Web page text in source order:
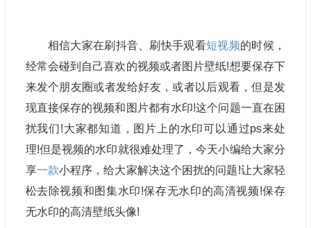
相信大家在刷抖音、刷快手观看短视频的时候，
经常会碰到自己喜欢的视频或者图片壁纸!想要保存下
来发个朋友圈或者发给好友，或者以后观看，但是发
现直接保存的视频和图片都有水印!这个问题一直在困
扰我们!大家都知道，图片上的水印可以通过ps来处
理!但是视频的水印就很难处理了，今天小编给大家分
享一款小程序，给大家解决这个困扰的问题!让大家轻
松去除视频和图集水印!保存无水印的高清视频!保存
无水印的高清壁纸头像!